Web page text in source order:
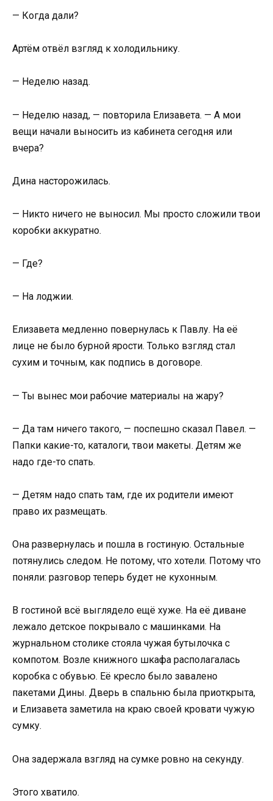
— Когда дали?
Артём отвёл взгляд к холодильнику.
— Неделю назад.
— Неделю назад, — повторила Елизавета. — А мои
вещи начали выносить из кабинета сегодня или
вчера?
Дина насторожилась.
— Никто ничего не выносил. Мы просто сложили твои
коробки аккуратно.
— Где?
— На лоджии.
Елизавета медленно повернулась к Павлу. На её
лице не было бурной ярости. Только взгляд стал
сухим и точным, как подпись в договоре.
— Ты вынес мои рабочие материалы на жару?
— Да там ничего такого, — поспешно сказал Павел. —
Папки какие-то, каталоги, твои макеты. Детям же
надо где-то спать.
— Детям надо спать там, где их родители имеют
право их размещать.
Она развернулась и пошла в гостиную. Остальные
потянулись следом. Не потому, что хотели. Потому что
поняли: разговор теперь будет не кухонным.
В гостиной всё выглядело ещё хуже. На её диване
лежало детское покрывало с машинками. На
журнальном столике стояла чужая бутылочка с
компотом. Возле книжного шкафа располагалась
коробка с обувью. Её кресло было завалено
пакетами Дины. Дверь в спальню была приоткрыта,
и Елизавета заметила на краю своей кровати чужую
сумку.
Она задержала взгляд на сумке ровно на секунду.
Этого хватило.